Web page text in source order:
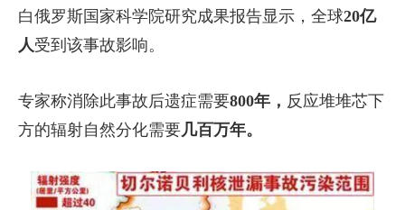
白俄罗斯国家科学院研究成果报告显示，全球20亿
人 受到该事故影响。
专家称消除此事故后遗症需要800年， 反应堆堆芯下
方的辐射自然分化需要几百万年。